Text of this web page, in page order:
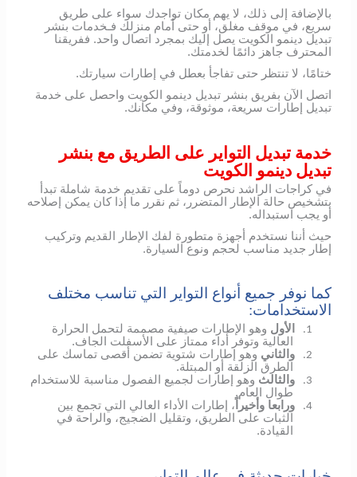
بالإضافة إلى ذلك، لا يهم مكان تواجدك سواء على طريق
سريع، في موقف مغلق، أو حتى أمام منزلك فـخدمات بنشر
تبديل دينمو الكويت يصل إليك بمجرد اتصال واحد. ففريقنا
المحترف جاهز دائمًا لخدمتك.
ختامًا، لا تنتظر حتى تفاجأ بعطل في إطارات سيارتك.
اتصل الآن بفريق بنشر تبديل دينمو الكويت واحصل على خدمة
تبديل إطارات سريعة، موثوقة، وفي مكانك.
خدمة تبديل التواير على الطريق مع بنشر
تبديل دينمو الكويت
في كراجات الراشد نحرص دوماً على تقديم خدمة شاملة تبدأ
بتشخيص حالة الإطار المتضرر، ثم نقرر ما إذا كان يمكن إصلاحه
أو يجب استبداله.
حيث أننا نستخدم أجهزة متطورة لفك الإطار القديم وتركيب
إطار جديد مناسب لحجم ونوع السيارة.
كما نوفر جميع أنواع التواير التي تناسب مختلف
الاستخدامات:
1. الأول وهو الإطارات صيفية مصممة لتحمل الحرارة
العالية وتوفر أداء ممتاز على الأسفلت الجاف.
2. والثاني وهو إطارات شتوية تضمن أقصى تماسك على
الطرق الزلقة أو المبتلة.
3. والثالث وهو إطارات لجميع الفصول مناسبة للاستخدام
طوال العام.
4. ورابعا وأخيراً ، إطارات الأداء العالي التي تجمع بين
الثبات على الطريق، وتقليل الضجيج، والراحة في
القيادة.